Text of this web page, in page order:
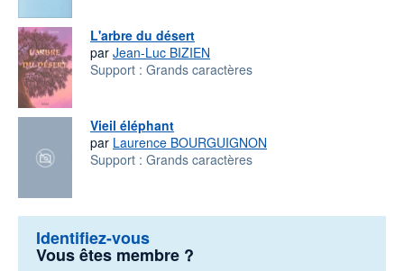
L'arbre du désert
par Jean-Luc BIZIEN
Support : Grands caractères
Vieil éléphant
par Laurence BOURGUIGNON
Support : Grands caractères
Identifiez-vous
Vous êtes membre ?